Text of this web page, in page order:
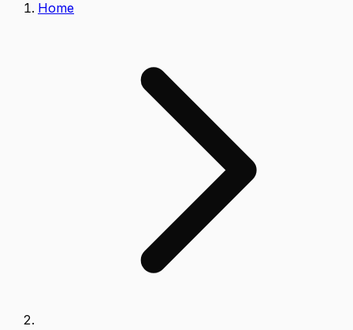
Home